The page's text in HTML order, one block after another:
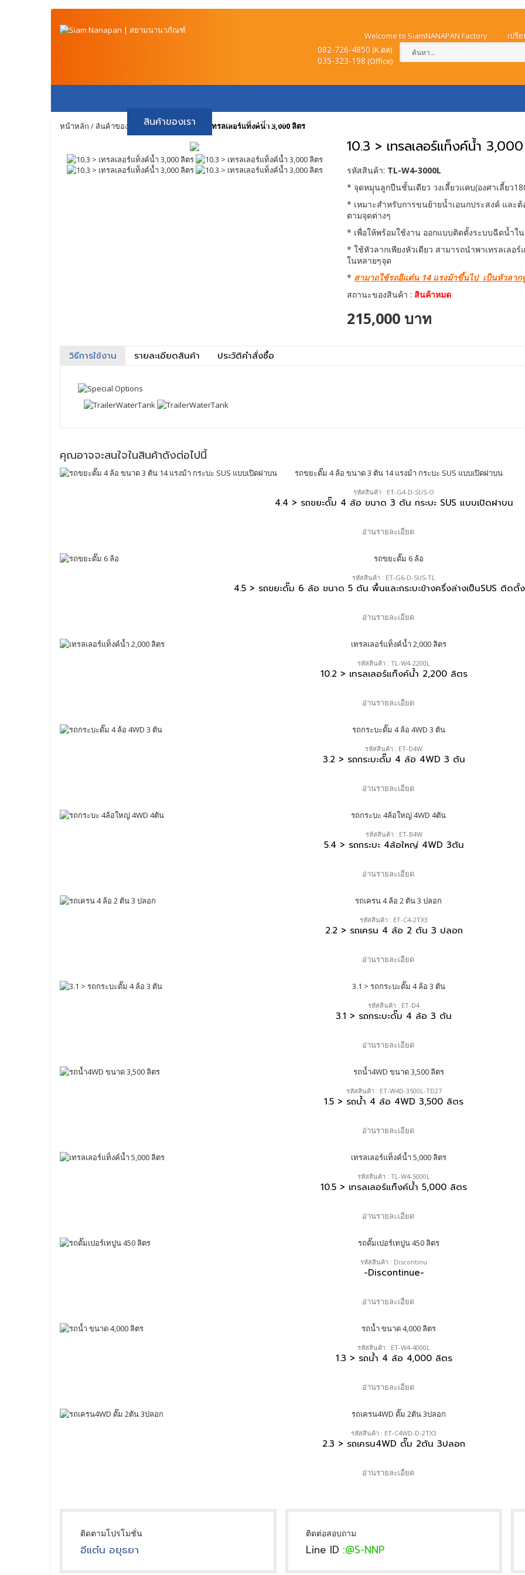
082-726-4850(K.ดล)
035-323-198(Office)
Welcome to SiamNANAPAN Factory เปรี
หน้าหลัก สินค้าของเรา วิธีการชำระเงิน
หน้าหลัก / สินค้าของเรา /10. รถอื่นๆ/10.3 > เทรลเลอร์แท็งค์น้ำ 3,000 ลิตร
10.3 > เทรลเลอร์แท็งค์น้ำ
รหัสสินค้า: TL-W4-3000L
* จุดหมุุนลูกปืนชั้นเดียว วงเลี้ยวแคบ(องศาเลี้ยว
* เหมาะสำหรับการขนย้ายน้ำเอนกประสงค์ และต้
ตามจุดต่างๆ
* เพื่อให้พร้อมใช้งาน ออกแบบติดตั้งระบบฉีดน้ำใ
* ใช้หัวลากเพียงหัวเดียว สามารถนำพาเทรลเลอ
ในหลายๆจุด
* สามาถใช้รถอีแต๋น 14 แรงม้าขึ้นไป เป็นหัวลาก
สถานะของสินค้า : สินค้าหมด
215,000 บาท
วิธีการใช้งาน รายละเอียดสินค้า ประวัติคำสั่งซื้อ
คุณอาจจะสนใจในสินค้าดังต่อไปนี้
รหัสสินค้า : ET-G4-D-SUS-O
4.4 > รถขยะดั๊ม 4 ล้อ ขนาด 3 ตัน กระบะ SUS แบบเปิดฝาบน
อ่านรายละเอียด
รหัสสินค้า : ET-G6-D-SUS-TL
4.5 > รถขยะดั๊ม 6 ล้อ ขนาด 5 ตัน พื้นและกระบะข้างครึ่งล่างเป็นSUS ติดตั้
อ่านรายละเอียด
รหัสสินค้า : TL-W4-2200L
10.2 > เทรลเลอร์แท็งค์น้ำ 2,200 ลิตร
อ่านรายละเอียด
รหัสสินค้า : ET-D4W
3.2 > รถกระบะดั๊ม 4 ล้อ 4WD 3 ตัน
อ่านรายละเอียด
รหัสสินค้า : ET-B4W
5.4 > รถกระบะ 4ล้อใหญ่ 4WD 3ตัน
อ่านรายละเอียด
รหัสสินค้า : ET-C4-2TX3
2.2 > รถเครน 4 ล้อ 2 ตัน 3 ปลอก
อ่านรายละเอียด
รหัสสินค้า : ET-D4
3.1 > รถกระบะดั๊ม 4 ล้อ 3 ตัน
อ่านรายละเอียด
รหัสสินค้า : ET-W4D-3500L-TD27
1.5 > รถน้ำ 4 ล้อ 4WD 3,500 ลิตร
อ่านรายละเอียด
รหัสสินค้า : TL-W4-5000L
10.5 > เทรลเลอร์แท็งค์น้ำ 5,000 ลิตร
อ่านรายละเอียด
รหัสสินค้า : Discontinu
-Discontinue-
อ่านรายละเอียด
รหัสสินค้า : ET-W4-4000L
1.3 > รถน้ำ 4 ล้อ 4,000 ลิตร
อ่านรายละเอียด
รหัสสินค้า : ET-C4WD-D-2TX3
2.3 > รถเครน4WD ดั๊ม 2ตัน 3ปลอก
อ่านรายละเอียด
ติดตามโปรโมชั่น
อีแต๋น อยุธยา
ติดต่อสอบถาม
Line ID :@S-NNP